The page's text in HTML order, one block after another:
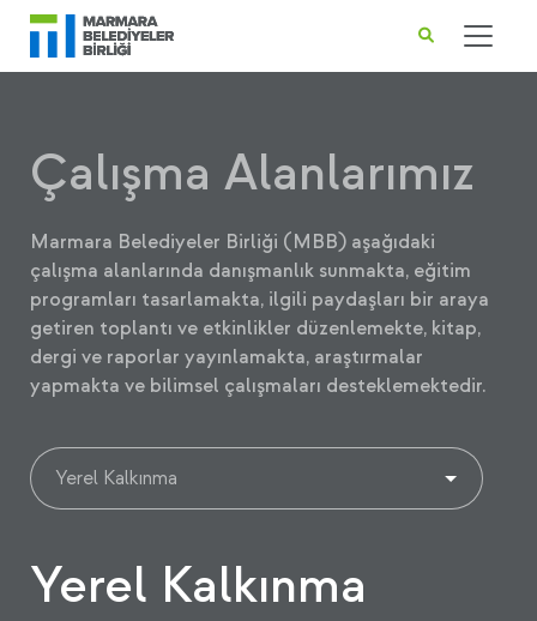
Çalışma Alanlarımız
Marmara Belediyeler Birliği (MBB) aşağıdaki
çalışma alanlarında danışmanlık sunmakta, eğitim
programları tasarlamakta, ilgili paydaşları bir araya
getiren toplantı ve etkinlikler düzenlemekte, kitap,
dergi ve raporlar yayınlamakta, araştırmalar
yapmakta ve bilimsel çalışmaları desteklemektedir.
Yerel Kalkınma